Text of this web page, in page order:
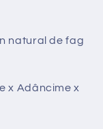
natural de fag
x Adâncime x